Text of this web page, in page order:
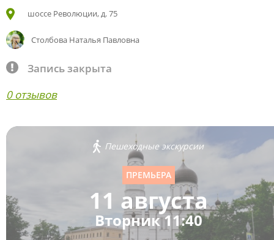
шоссе Революции, д. 75
Столбова Наталья Павловна
Запись закрыта
0 отзывов
Пешеходные экскурсии
ПРЕМЬЕРА
11 августа
Вторник 11:40